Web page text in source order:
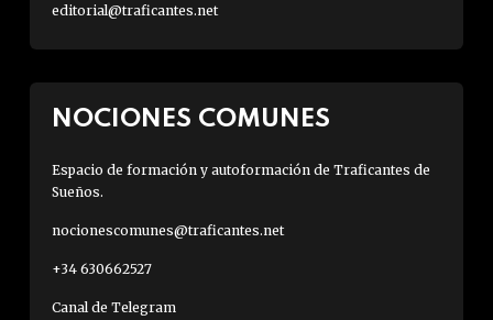
editorial@traficantes.net
NOCIONES COMUNES
Espacio de formación y autoformación de Traficantes de
Sueños.
nocionescomunes@traficantes.net
+34 630662527
Canal de Telegram